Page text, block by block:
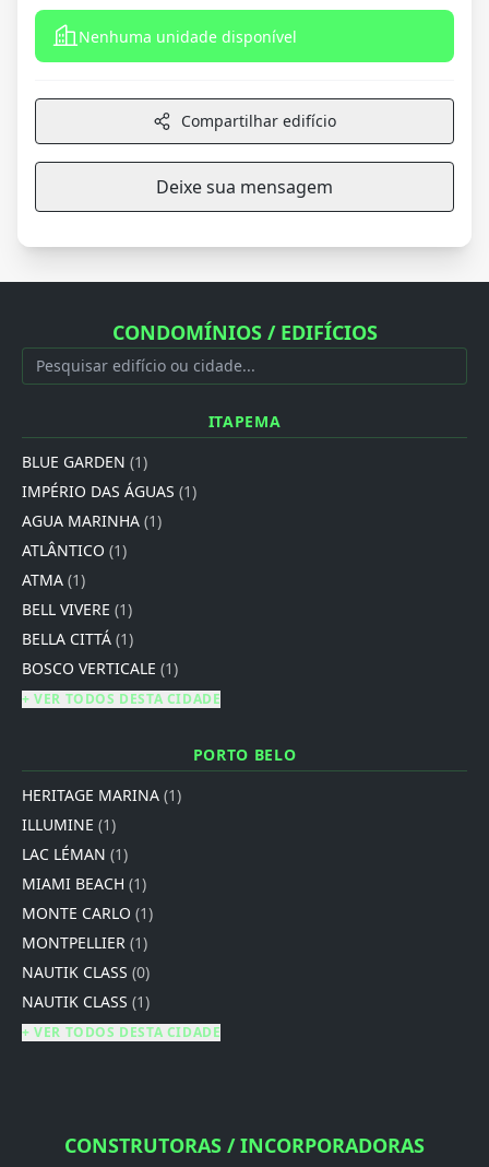
Nenhuma unidade disponível
Compartilhar edifício
Deixe sua mensagem
CONDOMÍNIOS / EDIFÍCIOS
ITAPEMA
BLUE GARDEN (1)
IMPÉRIO DAS ÁGUAS (1)
AGUA MARINHA (1)
ATLÂNTICO (1)
ATMA (1)
BELL VIVERE (1)
BELLA CITTÁ (1)
BOSCO VERTICALE (1)
+ VER TODOS DESTA CIDADE
PORTO BELO
HERITAGE MARINA (1)
ILLUMINE (1)
LAC LÉMAN (1)
MIAMI BEACH (1)
MONTE CARLO (1)
MONTPELLIER (1)
NAUTIK CLASS (0)
NAUTIK CLASS (1)
+ VER TODOS DESTA CIDADE
CONSTRUTORAS / INCORPORADORAS